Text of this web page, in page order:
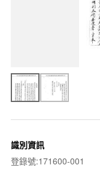
識別資訊
登錄號:171600-001